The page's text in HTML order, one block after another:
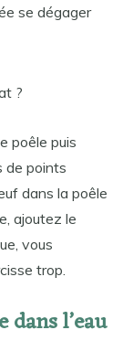
se dégager
?
poêle puis
de points
dans la poêle
ajoutez le
vous
trop.
l’eau